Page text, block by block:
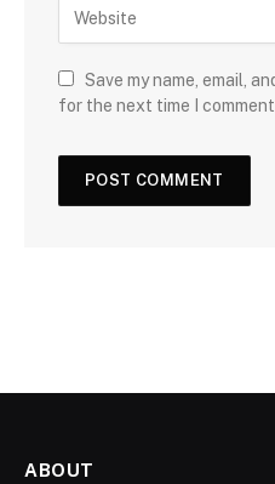
Save my name, email,
for the next time I
ABOUT